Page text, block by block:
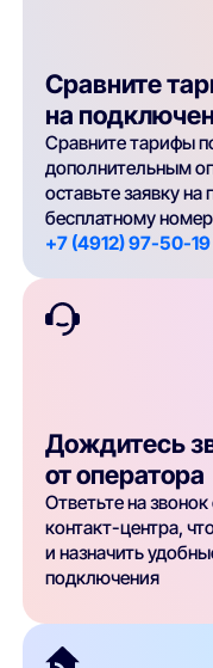
Сравните
на
Сравните тарифы
дополнительным
оставьте заявку
бесплатному
+7 (4912) 97-50-19
Дождитесь
от оператора
Ответьте на
контакт-центра,
и назначить
подключения